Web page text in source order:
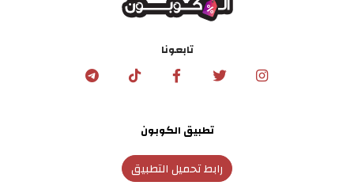
تابعونا
تطبيق الكوبون
رابط تحميل التطبيق